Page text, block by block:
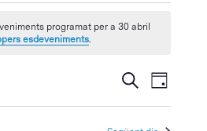
programat per a 30 abril
esdeveniments.
visual
Cercar
Dia